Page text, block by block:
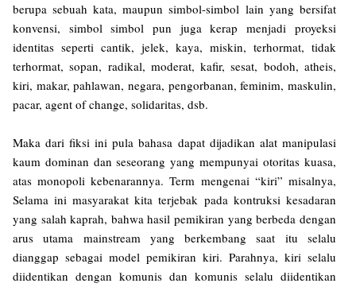
berupa sebuah kata, maupun simbol-simbol lain yang bersifat
konvensi, simbol simbol pun juga kerap menjadi proyeksi
identitas seperti cantik, jelek, kaya, miskin, terhormat, tidak
terhormat, sopan, radikal, moderat, kafir, sesat, bodoh, atheis,
kiri, makar, pahlawan, negara, pengorbanan, feminim, maskulin,
pacar, agent of change, solidaritas, dsb.
Maka dari fiksi ini pula bahasa dapat dijadikan alat manipulasi
kaum dominan dan seseorang yang mempunyai otoritas kuasa,
atas monopoli kebenarannya. Term mengenai “kiri” misalnya,
Selama ini masyarakat kita terjebak pada kontruksi kesadaran
yang salah kaprah, bahwa hasil pemikiran yang berbeda dengan
arus utama mainstream yang berkembang saat itu selalu
dianggap sebagai model pemikiran kiri. Parahnya, kiri selalu
diidentikan dengan komunis dan komunis selalu diidentikan